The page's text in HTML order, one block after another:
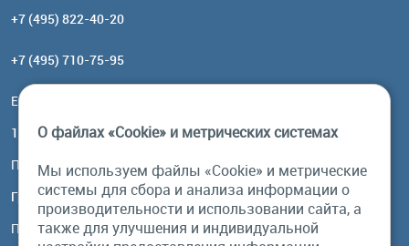
+7 (495) 822-40-20
+7 (495) 710-75-95
Email:
117485, Москва, ул. Профсоюзная, 84/32, корп 1
Посмотреть на карте
График работы
Пн-Пт: с 10:00 до 18:00
О файлах «Cookie» и метрических системах
Мы используем файлы «Cookie» и метрические
системы для сбора и анализа информации о
производительности и использовании сайта, а
также для улучшения и индивидуальной